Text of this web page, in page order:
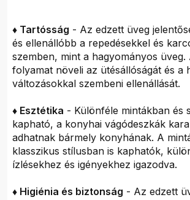
♦ Tartósság - Az edzett üveg
és ellenállóbb a repedésekkel és
szemben, mint a hagyományos üveg.
folyamat növeli az ütésállóságát és a
változásokkal szembeni ellenállását.
♦ Esztétika - Különféle mintákban és
kapható, a konyhai vágódeszkák
adhatnak bármely konyhának. A
klasszikus stílusban is kaphatók,
ízlésekhez és igényekhez igazodva.
♦ Higiénia és biztonság - Az edzett